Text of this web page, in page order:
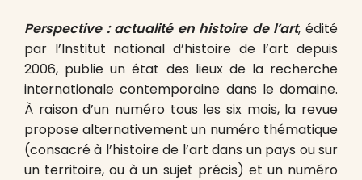
Perspective : actualité en histoire de l’art, édité
par l’Institut national d’histoire de l’art depuis
2006, publie un état des lieux de la recherche
internationale contemporaine dans le domaine.
À raison d’un numéro tous les six mois, la revue
propose alternativement un numéro thématique
(consacré à l’histoire de l’art dans un pays ou sur
un territoire, ou à un sujet précis) et un numéro